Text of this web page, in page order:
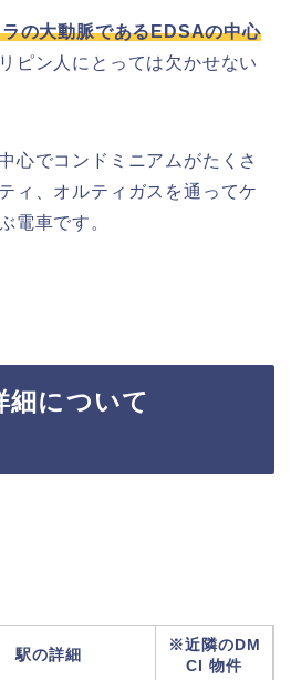
の大動脈であるEDSAの中心
ピン人にとっては欠かせない
心でコンドミニアムがたくさ
ィ、オルティガスを通ってケ
電車です。
細について
駅の詳細
※近隣のDM
CI 物件